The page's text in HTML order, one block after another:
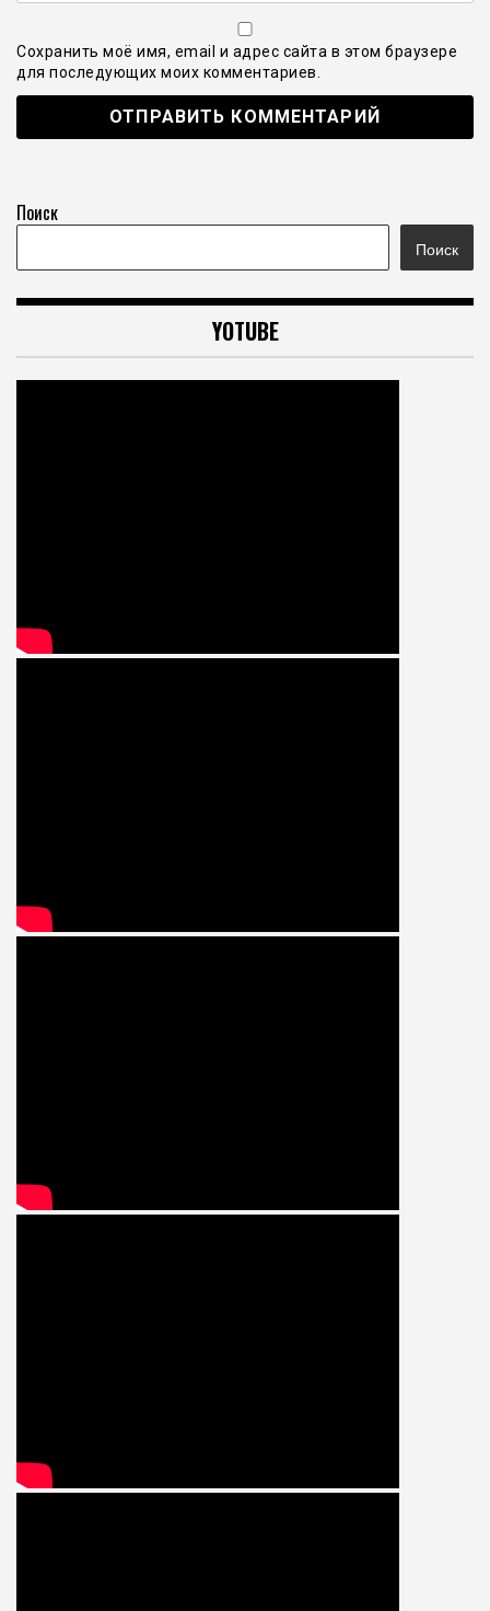
Сохранить моё имя, email и адрес сайта в этом браузере
для последующих моих комментариев.
Поиск
Поиск
YOTUBE